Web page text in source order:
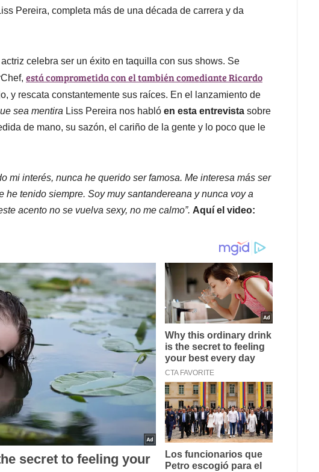
Pereira, completa más de una década de carrera y da
celebra ser un éxito en taquilla con sus shows. Se
está comprometida con el también comediante Ricardo
y rescata constantemente sus raíces. En el lanzamiento de
sea mentira Liss Pereira nos habló en esta entrevista sobre
de mano, su sazón, el cariño de la gente y lo poco que le
mi interés, nunca he querido ser famosa. Me interesa más ser
he tenido siempre. Soy muy santandereana y nunca voy a
acento no se vuelva sexy, no me calmo”. Aquí el video: